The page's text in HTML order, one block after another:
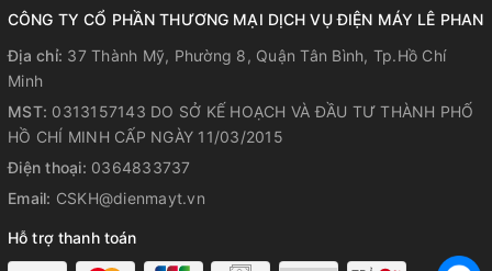
CÔNG TY CỔ PHẦN THƯƠNG MẠI DỊCH VỤ ĐIỆN MÁY LÊ PHAN
Địa chỉ: 37 Thành Mỹ, Phường 8, Quận Tân Bình, Tp.Hồ Chí
Minh
MST: 0313157143 DO SỞ KẾ HOẠCH VÀ ĐẦU TƯ THÀNH PHỐ
HỒ CHÍ MINH CẤP NGÀY 11/03/2015
Điện thoại: 0364833737
Email: CSKH@dienmayt.vn
Hỗ trợ thanh toán